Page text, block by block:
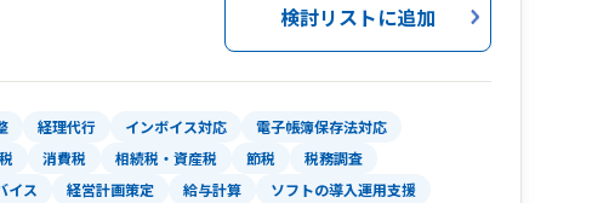
す。
ございます。
税は会社でやっている、ソフト入力が不安、税務調査
営者の方の「右腕」として弊社をご活用下さい！
検討リストに追加
経理代行 インボイス対応
電子帳簿保存法対応
消費税 相続税・資産税 節税
税務調査
イス 経営計画策定 給与計算 ソフトの導入運用支援